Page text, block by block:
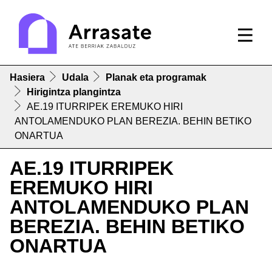
Hasiera Udala
Planak eta programak
Hirigintza plangintza
AE.19 ITURRIPEK EREMUKO HIRI
ANTOLAMENDUKO PLAN BEREZIA. BEHIN BETIKO
ONARTUA
AE.19 ITURRIPEK
EREMUKO HIRI
ANTOLAMENDUKO PLAN
BEREZIA. BEHIN BETIKO
ONARTUA